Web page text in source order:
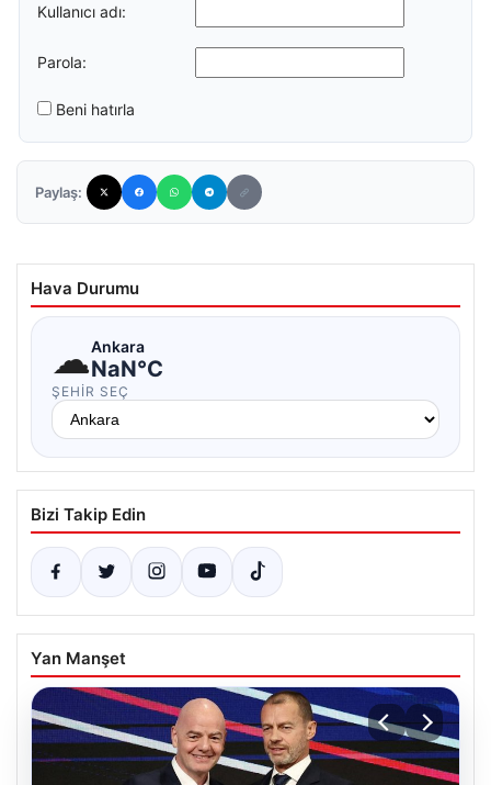
Kullanıcı adı:
Parola:
Beni hatırla
Paylaş:
Hava Durumu
☁Ankara
NaN°C
ŞEHIR SEÇ
Bizi Takip Edin
Yan Manşet